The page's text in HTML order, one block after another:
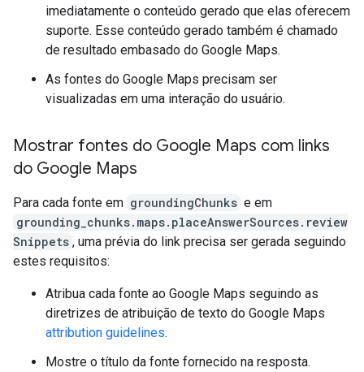
imediatamente o conteúdo gerado que elas oferecem
suporte. Esse conteúdo gerado também é chamado
de resultado embasado do Google Maps.
As fontes do Google Maps precisam ser
visualizadas em uma interação do usuário.
Mostrar fontes do Google Maps com links
do Google Maps
Para cada fonte em groundingChunks e em
grounding_chunks.maps.placeAnswerSources.review
Snippets , uma prévia do link precisa ser gerada seguindo
estes requisitos:
Atribua cada fonte ao Google Maps seguindo as
diretrizes de atribuição de texto do Google Maps
attribution guidelines.
Mostre o título da fonte fornecido na resposta.